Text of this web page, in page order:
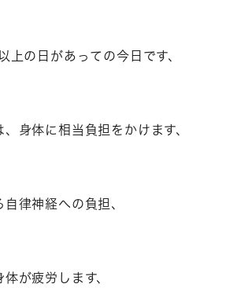
上の日があっての今日です、
、身体に相当負担をかけます、
律神経への負担、
が疲労します、